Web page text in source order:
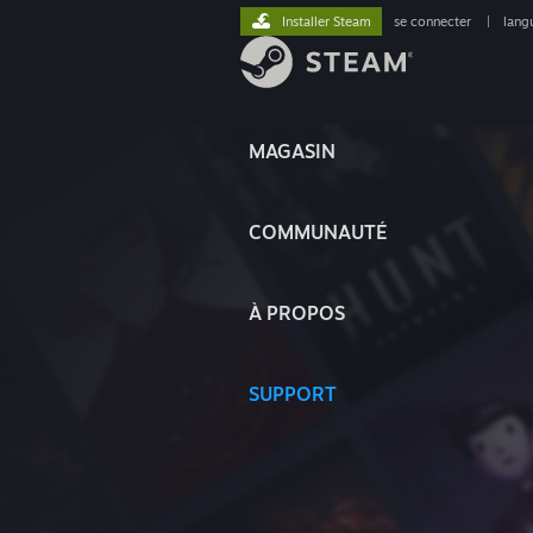
MAGASIN
COMMUNAUTÉ
À PROPOS
SUPPORT
Installer Steam se connecter